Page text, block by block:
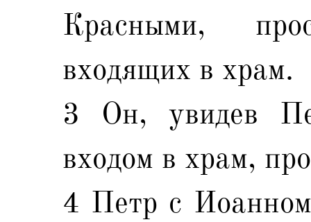
Красными,
входящих в храм.
3 Он, увидев
входом в храм,
4 Петр с